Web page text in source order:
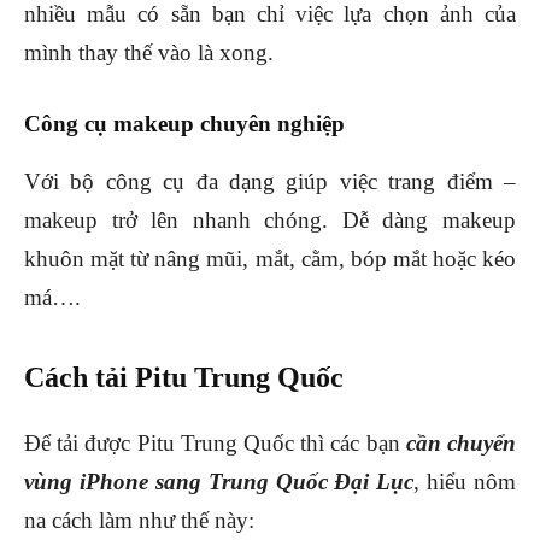
nhiều mẫu có sẵn bạn chỉ việc lựa chọn ảnh của
mình thay thế vào là xong.
Công cụ makeup chuyên nghiệp
Với bộ công cụ đa dạng giúp việc trang điểm –
makeup trở lên nhanh chóng. Dễ dàng makeup
khuôn mặt từ nâng mũi, mắt, cằm, bóp mắt hoặc kéo
má….
Cách tải Pitu Trung Quốc
Để tải được Pitu Trung Quốc thì các bạn cần chuyển
vùng iPhone sang Trung Quốc Đại Lục, hiểu nôm
na cách làm như thế này: